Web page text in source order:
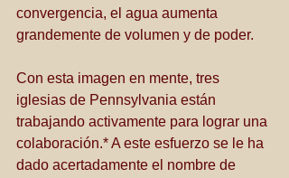
convergencia, el agua aumenta
grandemente de volumen y de poder.
Con esta imagen en mente, tres
iglesias de Pennsylvania están
trabajando activamente para lograr una
colaboración.* A este esfuerzo se le ha
dado acertadamente el nombre de